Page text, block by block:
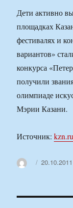
Дети активно
площадках
фестивалях и
вариантов»
конкурса
получили
олимпиаде
Мэрии Казани.
Источник:kzn.ru
Автор20.10.2011